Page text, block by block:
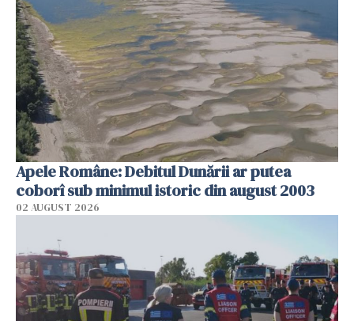
Apele Române: Debitul Dunării ar putea
coborî sub minimul istoric din august 2003
02 AUGUST 2026